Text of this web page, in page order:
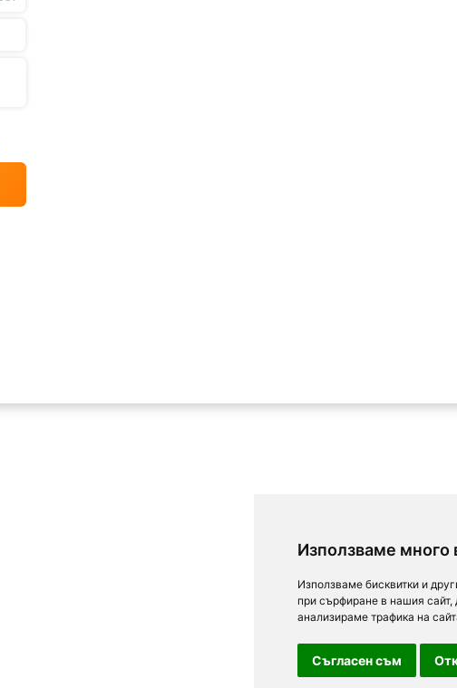
Използваме много
Използваме бисквитки и
при сърфиране в нашия
анализираме трафика на
Съгласен съм